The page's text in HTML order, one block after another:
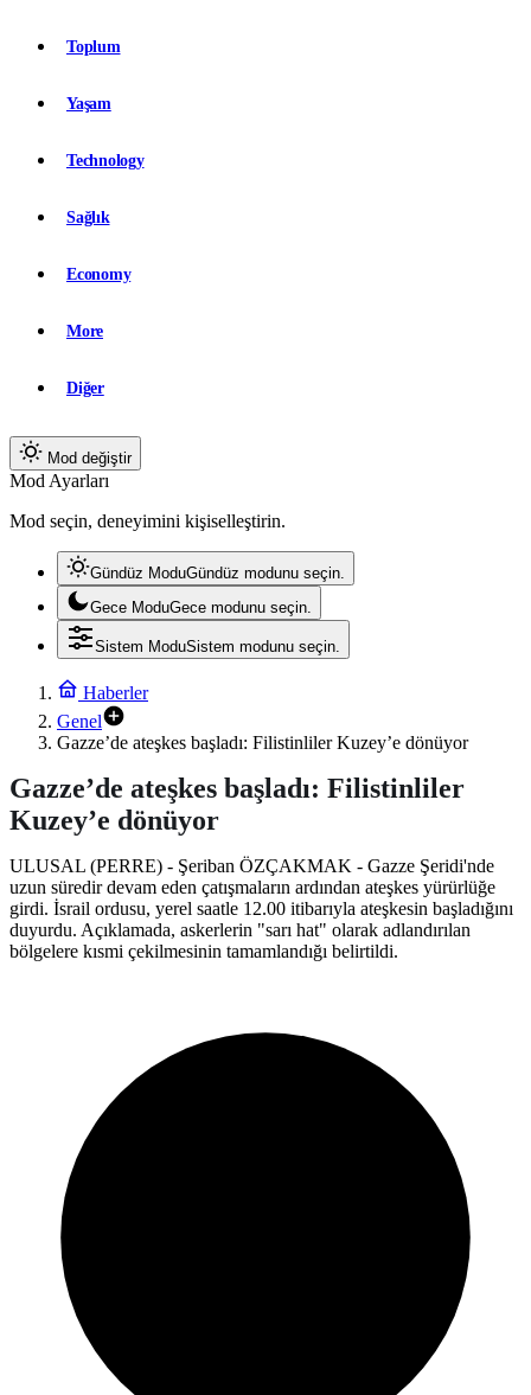
Toplum
Yaşam
Technology
Sağlık
Economy
More
Diğer
Mod değiştir
Mod Ayarları
Mod seçin, deneyimini kişiselleştirin.
Gündüz ModuGündüz modunu seçin.
Gece ModuGece modunu seçin.
Sistem ModuSistem modunu seçin.
Haberler
Genel
Gazze’de ateşkes başladı: Filistinliler Kuzey’e dönüyor
Gazze’de ateşkes başladı: Filistinliler
Kuzey’e dönüyor
ULUSAL (PERRE) - Şeriban ÖZÇAKMAK - Gazze Şeridi'nde
uzun süredir devam eden çatışmaların ardından ateşkes yürürlüğe
girdi. İsrail ordusu, yerel saatle 12.00 itibarıyla ateşkesin başladığını
duyurdu. Açıklamada, askerlerin "sarı hat" olarak adlandırılan
bölgelere kısmi çekilmesinin tamamlandığı belirtildi.